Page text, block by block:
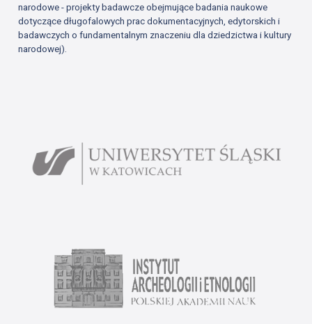
narodowe - projekty badawcze obejmujące badania naukowe
dotyczące długofalowych prac dokumentacyjnych, edytorskich i
badawczych o fundamentalnym znaczeniu dla dziedzictwa i kultury
narodowej).